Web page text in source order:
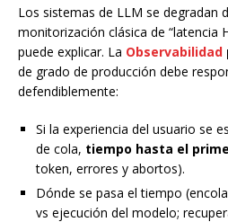
Los sistemas de LLM se degradan
monitorización clásica de “latencia
puede explicar. La Observabilidad
de grado de producción debe
defendiblemente:
Si la experiencia del usuario se
de cola, tiempo hasta el
token, errores y abortos).
Dónde se pasa el tiempo
vs ejecución del modelo;